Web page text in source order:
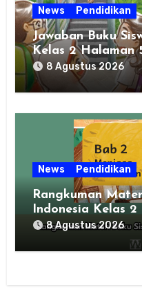
News Pendidikan
Jawaban Buku
Kelas 2 Halaman
8 Agustus 2026
News Pendidikan
Rangkuman
Indonesia Kelas 2
8 Agustus 2026